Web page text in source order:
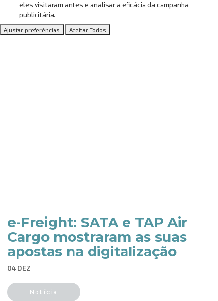
eles visitaram antes e analisar a eficácia da campanha
publicitária.
Ajustar preferências Aceitar Todos
e-Freight: SATA e TAP Air
Cargo mostraram as suas
apostas na digitalização
04 DEZ
Notícia